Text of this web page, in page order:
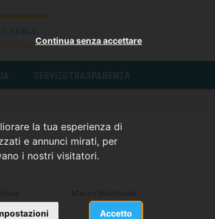
la tua esperienza di
e annunci mirati, per
i nostri visitatori.
Accetto
Continua senza accettare